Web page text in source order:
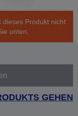
dieses Produkt nicht
unten.
GEHEN